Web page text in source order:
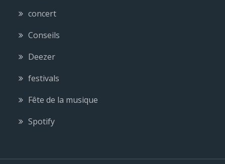
concert
Conseils
Deezer
festivals
Fête de la musique
Spotify